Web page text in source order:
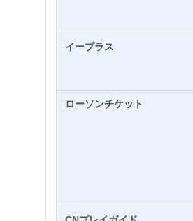
イープラス
ローソンチケット